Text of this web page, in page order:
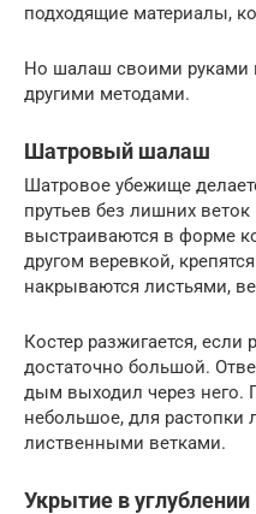
подходящие материалы,
Но шалаш своими руками
другими методами.
Шатровый шалаш
Шатровое убежище
прутьев без лишних
выстраиваются в форме
другом веревкой,
накрываются листьями,
Костер разжигается, если
достаточно большой.
дым выходил через него.
небольшое, для растопки
лиственными ветками.
Укрытие в углублении